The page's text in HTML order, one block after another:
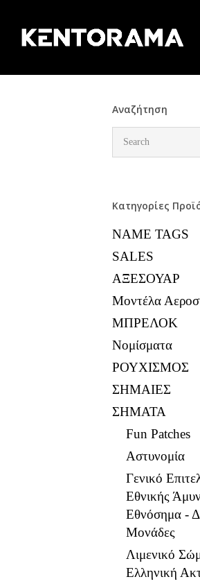
main
Αναζήτηση
Κατηγορίες
NAME TAGS
SALES
ΑΞΕΣΟΥΑΡ
Μοντέλα
ΜΠΡΕΛΟΚ
Νομίσματα
ΡΟΥΧΙΣΜΟΣ
ΣΗΜΑΙΕΣ
ΣΗΜΑΤΑ
Fun Patches
Αστυνομία
Γενικό
Εθνικής
Εθνόσημα -
Μονάδες
Λιμενικό
Ελληνική